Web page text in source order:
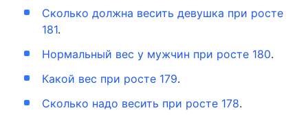
Сколько должна весить девушка при росте
181.
Нормальный вес у мужчин при росте 180.
Какой вес при росте 179.
Сколько надо весить при росте 178.